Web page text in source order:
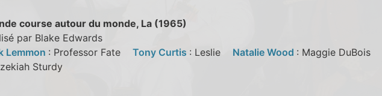
course autour du monde, La (1965)
par Blake Edwards
Lemmon : Professor Fate Tony Curtis : Leslie Natalie Wood : Maggie DuBois
Sturdy